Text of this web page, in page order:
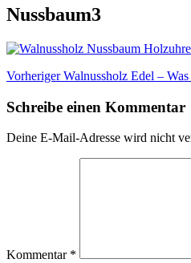
Nussbaum3
Beitragsnavigation
Vorheriger Vorheriger
Walnussholz Edel –
Schreibe einen Kommentar
Deine E-Mail-Adresse wird nicht
Kommentar *